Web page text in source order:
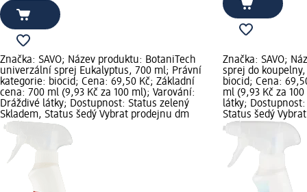
Značka: SAVO; Název produktu: BotaniTech
univerzální sprej Eukalyptus, 700 ml; Právní
kategorie: biocid; Cena: 69,50 Kč; Základní
cena: 700 ml (9,93 Kč za 100 ml); Varování:
Dráždivé látky; Dostupnost: Status zelený
Skladem, Status šedý Vybrat prodejnu dm
Značka: SAVO;
sprej do
biocid; Cena:
ml (9,93 Kč za
látky;
Status šedý